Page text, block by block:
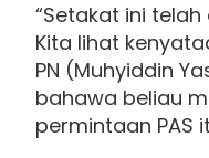
“Setakat ini
Kita lihat
PN (Muhyiddin
bahawa beliau
permintaan PAS